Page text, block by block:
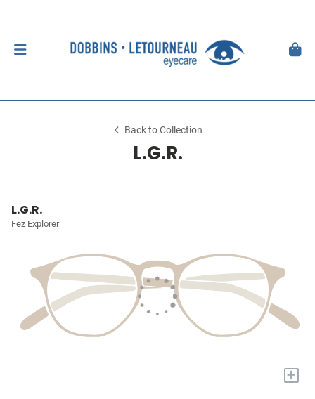
Back to Collection
L.G.R.
L.G.R.
Fez Explorer
+